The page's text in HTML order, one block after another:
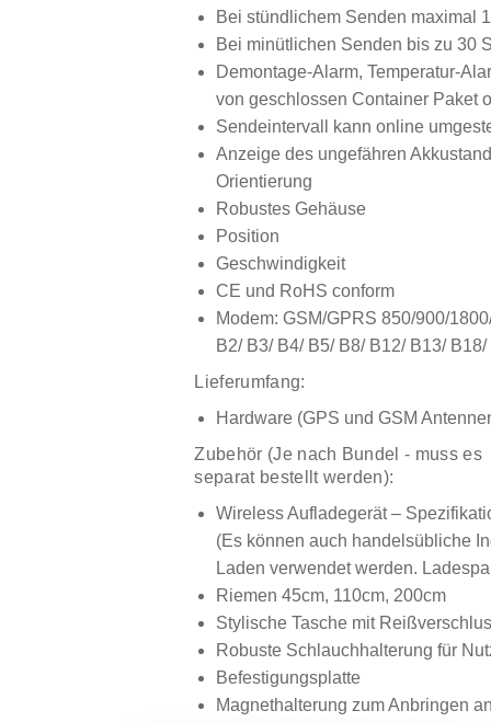
Bei stündlichem Senden maximal
Bei minütlichen Senden bis zu 30
Demontage-Alarm, Temperatur-
von geschlossen Container Paket
Sendeintervall kann online
Anzeige des ungefähren
Orientierung
Robustes Gehäuse
Position
Geschwindigkeit
CE und RoHS conform
Modem: GSM/GPRS 850/900/
B2/ B3/ B4/ B5/ B8/ B12/ B13/
Lieferumfang:
Hardware (GPS und GSM
Zubehör (Je nach Bundel - muss es
separat bestellt werden):
Wireless Aufladegerät –
(Es können auch handelsübliche
Laden verwendet werden.
Riemen 45cm, 110cm, 200cm
Stylische Tasche mit
Robuste Schlauchhalterung für
Befestigungsplatte
Magnethalterung zum Anbringen